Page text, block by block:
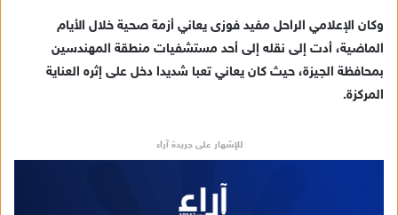
و
ن
وكان الإعلامي الراحل مفيد فوزى يعاني أزمة صحية خلال الأيام
الماضية، أدت إلى نقله إلى أحد مستشفيات منطقة المهندسين
بمحافظة الجيزة، حيث كان يعاني تعبا شديدا دخل على إثره العناية
المركزة.
للإشهار على جريدة آراء